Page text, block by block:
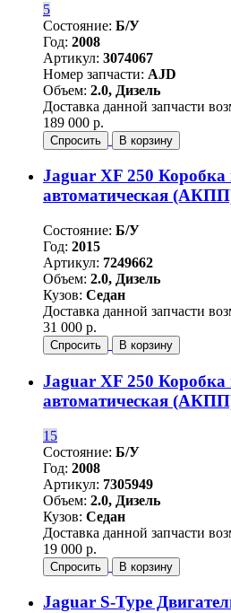
5
Состояние: Б/У
Год: 2008
Артикул: 3074067
Номер запчасти: AJD
Объем: 2.0, Дизель
Доставка данной запчасти
189 000 р.
Спросить В корзину
Jaguar XF 250 Коробка
автоматическая
Состояние: Б/У
Год: 2015
Артикул: 7249662
Объем: 2.0, Дизель
Кузов: Седан
Доставка данной запчасти
31 000 р.
Спросить В корзину
Jaguar XF 250 Коробка
автоматическая
15
Состояние: Б/У
Год: 2008
Артикул: 7305949
Объем: 2.0, Дизель
Кузов: Седан
Доставка данной запчасти
19 000 р.
Спросить В корзину
Jaguar S-Type